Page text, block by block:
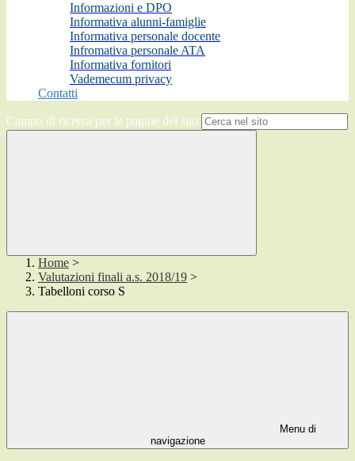
Informazioni e DPO
Informativa alunni-famiglie
Informativa personale docente
Infromativa personale ATA
Informativa fornitori
Vademecum privacy
Contatti
Campo di ricerca per le pagine del sito
Home >
Valutazioni finali a.s. 2018/19 >
Tabelloni corso S
Menu di
navigazione